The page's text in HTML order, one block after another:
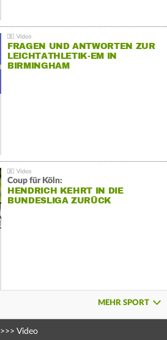
FRAGEN UND ANTWORTEN ZUR
LEICHTATHLETIK-EM IN
BIRMINGHAM
Coup für Köln:
HENDRICH KEHRT IN DIE
BUNDESLIGA ZURÜCK
MEHR SPORT
>>> Video